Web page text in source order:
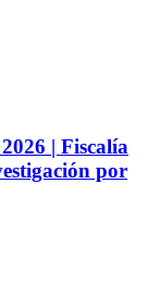
| Fiscalía
por